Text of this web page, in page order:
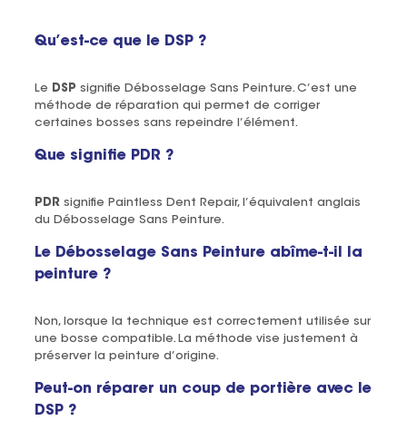
Qu’est-ce que le DSP ?
Le DSP signifie Débosselage Sans Peinture. C’est une
méthode de réparation qui permet de corriger
certaines bosses sans repeindre l’élément.
Que signifie PDR ?
PDRsignifie Paintless Dent Repair, l’équivalent anglais
du Débosselage Sans Peinture.
Le Débosselage Sans Peinture abîme-t-il la
peinture ?
Non, lorsque la technique est correctement utilisée sur
une bosse compatible. La méthode vise justement à
préserver la peinture d’origine.
Peut-on réparer un coup de portière avec le
DSP ?